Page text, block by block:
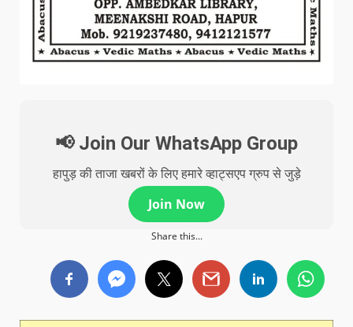
📢 Join Our WhatsApp Group
हापुड़ की ताजा खबरों के लिए हमारे व्हाट्सएप ग्रुप से जुड़े
Join Now
Share this...